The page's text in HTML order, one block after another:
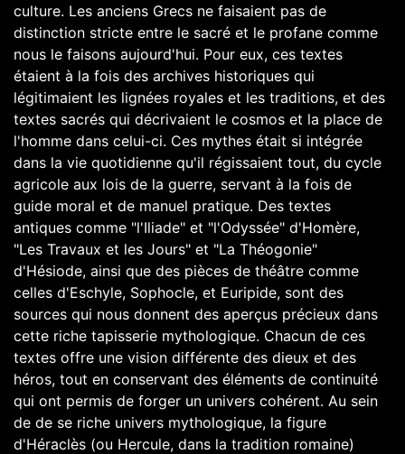
culture. Les anciens Grecs ne faisaient pas de
distinction stricte entre le sacré et le profane comme
nous le faisons aujourd'hui. Pour eux, ces textes
étaient à la fois des archives historiques qui
légitimaient les lignées royales et les traditions, et des
textes sacrés qui décrivaient le cosmos et la place de
l'homme dans celui-ci. Ces mythes était si intégrée
dans la vie quotidienne qu'il régissaient tout, du cycle
agricole aux lois de la guerre, servant à la fois de
guide moral et de manuel pratique. Des textes
antiques comme "l'Iliade" et "l'Odyssée" d'Homère,
"Les Travaux et les Jours" et "La Théogonie"
d'Hésiode, ainsi que des pièces de théâtre comme
celles d'Eschyle, Sophocle, et Euripide, sont des
sources qui nous donnent des aperçus précieux dans
cette riche tapisserie mythologique. Chacun de ces
textes offre une vision différente des dieux et des
héros, tout en conservant des éléments de continuité
qui ont permis de forger un univers cohérent. Au sein
de de se riche univers mythologique, la figure
d'Héraclès (ou Hercule, dans la tradition romaine)